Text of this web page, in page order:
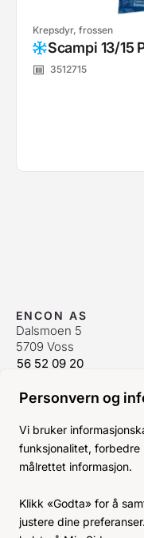
Personvern og
Vi bruker
funksjonalitet, forbedre
målrettet informasjon.
Klikk «Godta» for å
justere dine
Krepsdyr, frossen
Scampi 13/15
3512715
ENCON AS
Dalsmoen 5
5709 Voss
56 52 09 20
ÅPNINGSTIDER
Man-Fre:08–16
Lør-Søn: Stengt
Helligdager:Stengt
KJØPSVILKÅR
BLI KUNDE